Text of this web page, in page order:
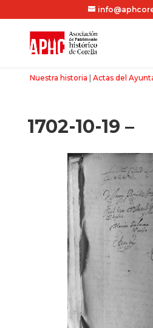
Nuestra historia |Actas del
1702-10-19 –